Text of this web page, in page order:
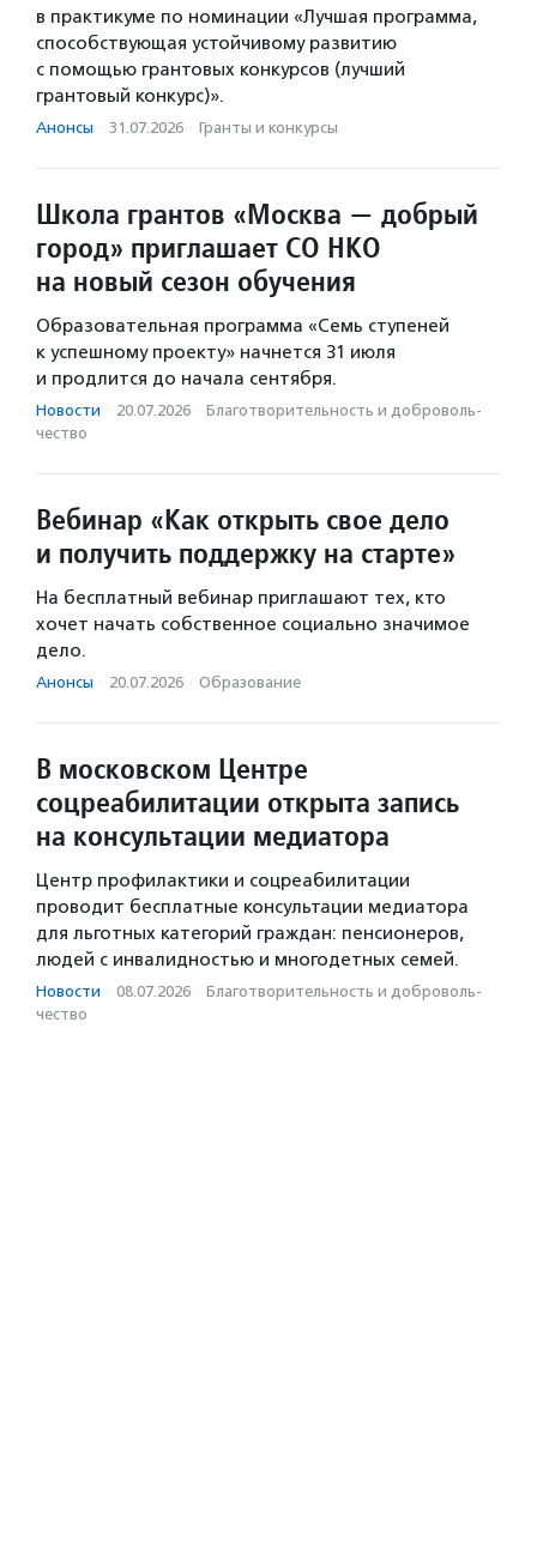
в практикуме по номинации «Лучшая программа,
способствующая устойчивому развитию
с помощью грантовых конкурсов (лучший
грантовый конкурс)».
Анонсы · 31.07.2026 · Гранты и конкурсы
Школа грантов «Москва — добрый
город» приглашает СО НКО
на новый сезон обучения
Образовательная программа «Семь ступеней
к успешному проекту» начнется 31 июля
и продлится до начала сентября.
Новости · 20.07.2026 · Благотвори­тель­ность и доброволь­
чест­во
Вебинар «Как открыть свое дело
и получить поддержку на старте»
На бесплатный вебинар приглашают тех, кто
хочет начать собственное социально значимое
дело.
Анонсы · 20.07.2026 · Образование
В московском Центре
соцреабилитации открыта запись
на консультации медиатора
Центр профилактики и соцреабилитации
проводит бесплатные консультации медиатора
для льготных категорий граждан: пенсионеров,
людей с инвалидностью и многодетных семей.
Новости · 08.07.2026 · Благотвори­тель­ность и доброволь­
чест­во